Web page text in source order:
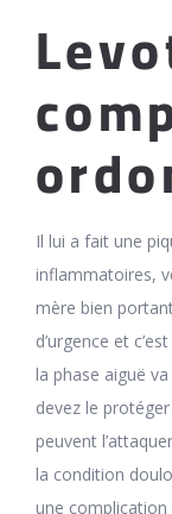
Il lui a fait une
inflammatoires,
mère bien
d’urgence et
la phase aiguë
devez le
peuvent
la condition
une complication